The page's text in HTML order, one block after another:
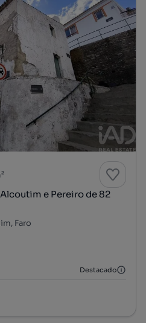
e Pereiro de 82
Faro
Destacado